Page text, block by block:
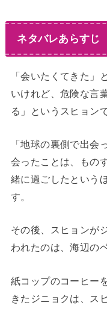
ネタバレあらすじ
「会いたくてきた」
いけれど、危険な言
る」というスヒョン
「地球の裏側で出会
会ったことは、もの
緒に過ごしたという
す。
その後、スヒョンが
われたのは、海辺の
紙コップのコーヒー
きたジニョクは、ス